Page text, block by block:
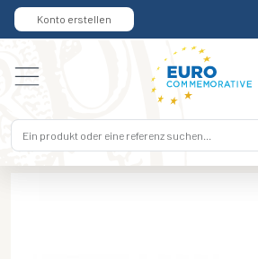
Konto erstellen